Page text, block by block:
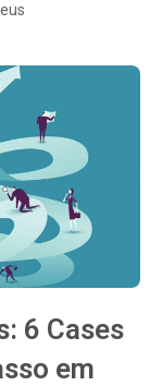
6 Cases
em